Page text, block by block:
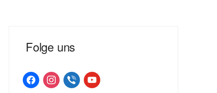
Folge uns
facebookinstagramviber youtube